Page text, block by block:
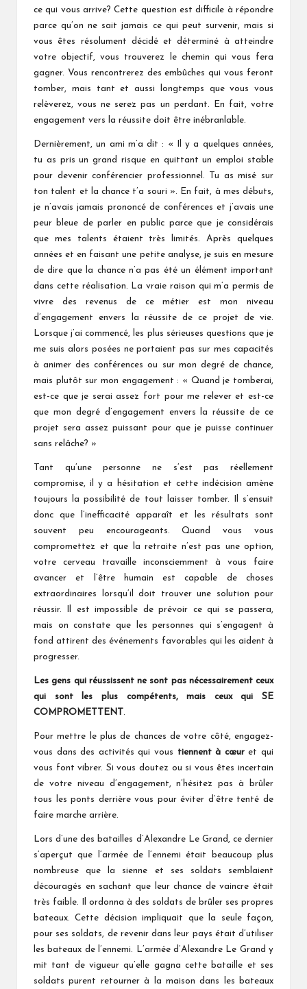
ce qui vous arrive? Cette question est difficile à répondre
parce qu’on ne sait jamais ce qui peut survenir, mais si
vous êtes résolument décidé et déterminé à atteindre
votre objectif, vous trouverez le chemin qui vous fera
gagner. Vous rencontrerez des embûches qui vous feront
tomber, mais tant et aussi longtemps que vous vous
relèverez, vous ne serez pas un perdant. En fait, votre
engagement vers la réussite doit être inébranlable.
Dernièrement, un ami m’a dit : « Il y a quelques années,
tu as pris un grand risque en quittant un emploi stable
pour devenir conférencier professionnel. Tu as misé sur
ton talent et la chance t’a souri ». En fait, à mes débuts,
je n’avais jamais prononcé de conférences et j’avais une
peur bleue de parler en public parce que je considérais
que mes talents étaient très limités. Après quelques
années et en faisant une petite analyse, je suis en mesure
de dire que la chance n’a pas été un élément important
dans cette réalisation. La vraie raison qui m’a permis de
vivre des revenus de ce métier est mon niveau
d’engagement envers la réussite de ce projet de vie.
Lorsque j’ai commencé, les plus sérieuses questions que je
me suis alors posées ne portaient pas sur mes capacités
à animer des conférences ou sur mon degré de chance,
mais plutôt sur mon engagement : « Quand je tomberai,
est-ce que je serai assez fort pour me relever et est-ce
que mon degré d’engagement envers la réussite de ce
projet sera assez puissant pour que je puisse continuer
sans relâche? »
Tant qu’une personne ne s’est pas réellement
compromise, il y a hésitation et cette indécision amène
toujours la possibilité de tout laisser tomber. Il s’ensuit
donc que l’inefficacité apparaît et les résultats sont
souvent peu encourageants. Quand vous vous
compromettez et que la retraite n’est pas une option,
votre cerveau travaille inconsciemment à vous faire
avancer et l’être humain est capable de choses
extraordinaires lorsqu’il doit trouver une solution pour
réussir. Il est impossible de prévoir ce qui se passera,
mais on constate que les personnes qui s’engagent à
fond attirent des événements favorables qui les aident à
progresser.
Les gens qui réussissent ne sont pas nécessairement ceux
qui sont les plus compétents, mais ceux qui SE
COMPROMETTENT .
Pour mettre le plus de chances de votre côté, engagez-
vous dans des activités qui vous
tiennent à cœuret qui
vous font vibrer. Si vous doutez ou si vous êtes incertain
de votre niveau d’engagement, n’hésitez pas à brûler
tous les ponts derrière vous pour éviter d’être tenté de
faire marche arrière.
Lors d’une des batailles d’Alexandre Le Grand, ce dernier
s’aperçut que l’armée de l’ennemi était beaucoup plus
nombreuse que la sienne et ses soldats semblaient
découragés en sachant que leur chance de vaincre était
très faible. Il ordonna à des soldats de brûler ses propres
bateaux. Cette décision impliquait que la seule façon,
pour ses soldats, de revenir dans leur pays était d’utiliser
les bateaux de l’ennemi. L’armée d’Alexandre Le Grand y
mit tant de vigueur qu’elle gagna cette bataille et ses
soldats purent retourner à la maison dans les bateaux